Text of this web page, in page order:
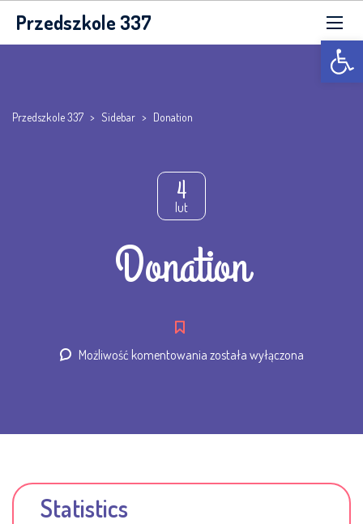
Otwórz
Przedszkole 337
Przedszkole 337 > Sidebar > Donation
4
lut
Donation
Możliwość komentowania Donation
została wyłączona
Statistics